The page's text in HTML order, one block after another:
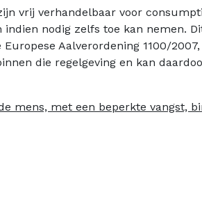
vrij verhandelbaar voor
nodig zelfs toe kan nemen.
Aalverordening 1100/
die regelgeving en kan
mens, met een beperkte vangst,